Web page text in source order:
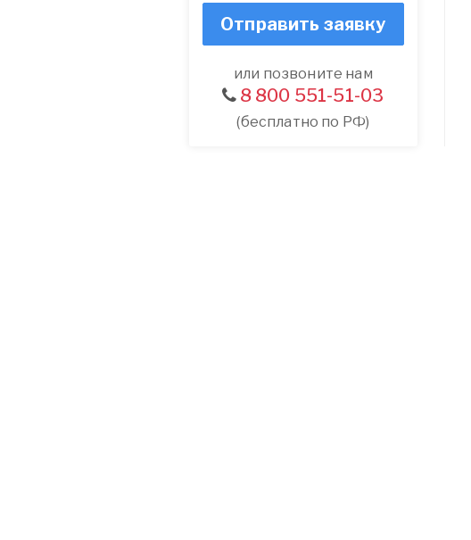
Отправить заявку
или позвоните нам
8 800 551-51-03
(бесплатно по РФ)